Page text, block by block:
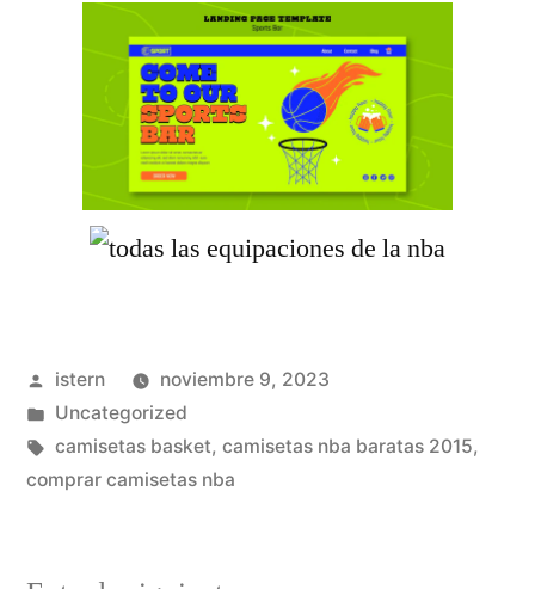
Publicado
por
istern
noviembre 9, 2023
Publicado
en
Uncategorized
Etiquetas:
camisetas basket, camisetas nba baratas 2015,
comprar camisetas nba